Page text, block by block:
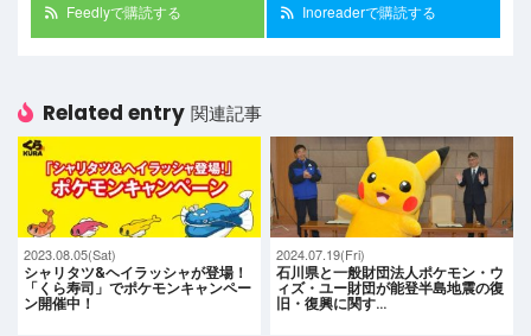
Feedlyで購読する Inoreaderで購読する
Related entry 関連記事
2023.08.05(Sat)
シャリタツ&ヘイラッシャが登場！
「くら寿司」でポケモンキャンペー
ン開催中！
2024.07.19(Fri)
石川県と一般財団法人ポケモン・ウ
ィズ・ユー財団が能登半島地震の復
旧・復興に関す…